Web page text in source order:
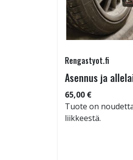
Rengastyot.fi
Asennus ja
65,00 €
Tuote on
liikkeestä.